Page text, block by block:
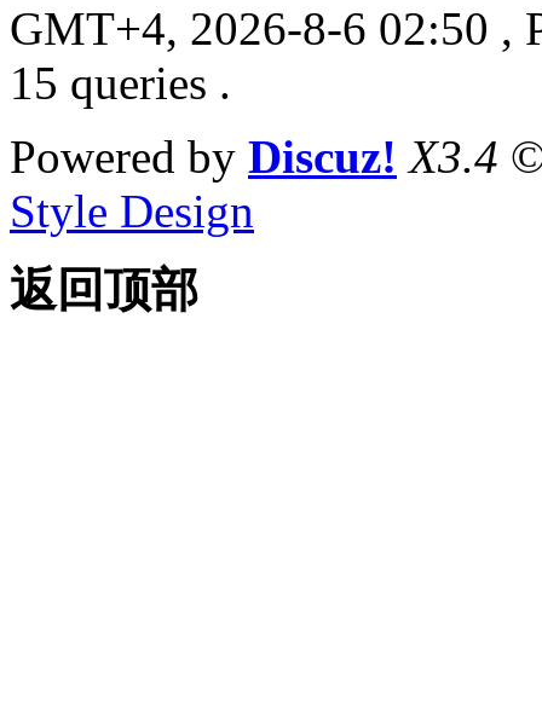
GMT+4, 2026-8-6 02:50 ,
15 queries .
Powered by Discuz! X3.4
Style Design
返回顶部